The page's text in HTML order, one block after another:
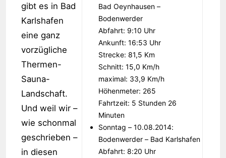
Bad Oeynhausen –
Bodenwerder
Abfahrt: 9:10 Uhr
Ankunft: 16:53 Uhr
Strecke: 81,5 Km
Schnitt: 15,0 Km/h
maximal: 33,9 Km/h
Höhenmeter: 265
Fahrtzeit: 5 Stunden 26
Minuten
Sonntag – 10.08.2014:
Bodenwerder – Bad Karlshafen
Abfahrt: 8:20 Uhr
gibt es in Bad
Karlshafen
eine ganz
vorzügliche
Thermen-
Sauna-
Landschaft.
Und weil wir –
wie schonmal
geschrieben –
in diesen